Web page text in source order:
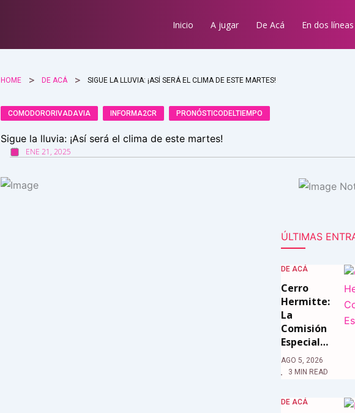
Inicio A jugar De Acá En dos líneas
HOME DE ACÁ SIGUE LA LLUVIA: ¡ASÍ SERÁ EL CLIMA DE ESTE MARTES!
COMODORORIVADAVIA INFORMA2CR PRONÓSTICODELTIEMPO
Sigue la lluvia: ¡Así será el clima de este martes!
ENE 21, 2025
ÚLTIMAS
DE ACÁ
Cerro
Hermitte:
La
Comisión
Especial…
AGO 5, 2026
3 MIN READ
DE ACÁ